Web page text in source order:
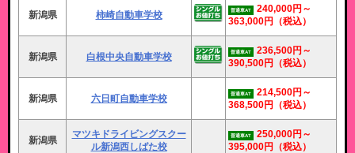
新潟県 柿崎自動車学校 普通車AT
240,000円～
363,000円
（税込）
新潟県 白根中央自動車学校 普通車AT
236,500円～
390,500円
（税込）
新潟県 六日町自動車学校 普通車AT
214,500円～
368,500円
（税込）
新潟県
マツキドライビングスクー
ル新潟西しばた校
普通車AT
250,000円～
395,000円
（税込）